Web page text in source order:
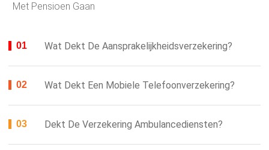
Met Pensioen Gaan
Wat Dekt De Aansprakelijkheidsverzekering?
Wat Dekt Een Mobiele Telefoonverzekering?
Dekt De Verzekering Ambulancediensten?